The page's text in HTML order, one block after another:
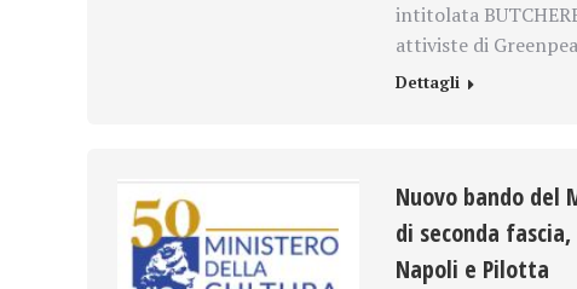
intitolata
attiviste di
Dettagli
Nuovo bando
di seconda fascia,
Napoli e Pilotta